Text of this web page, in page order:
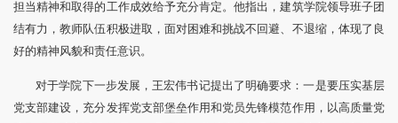
担当精神和取得的工作成效给予充分肯定。他指出，建筑学院领导班子团
结有力，教师队伍积极进取，面对困难和挑战不回避、不退缩，体现了良
好的精神风貌和责任意识。
对于学院下一步发展，王宏伟书记提出了明确要求：一是要压实基层
党支部建设，充分发挥党支部堡垒作用和党员先锋模范作用，以高质量党